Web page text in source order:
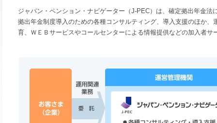
ジャパン・ペンション・ナビゲーター（J-PEC）は、確定拠出年金法
拠出年金制度導入のための各種コンサルティング、導入支援のほか、
育、ＷＥＢサービスやコールセンターによる情報提供などの加入者サ